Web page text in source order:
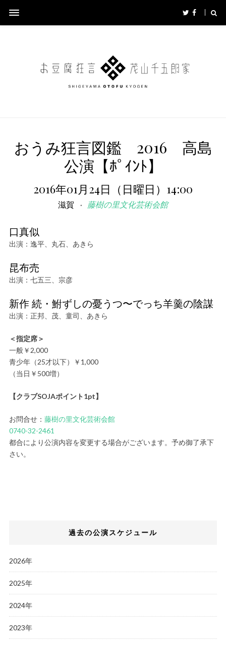
おうみ狂言図鑑 2016 高島
公演【ﾎﾟｲﾝﾄ】
2016年01月24日（日曜日）14:00
滋賀 藤樹の里文化芸術会館
口真似
出演：逸平、丸石、あきら
昆布売
出演：七五三、宗彦
新作 続・鮒ずしの憂うつ〜でっち羊羹の陰謀
出演：正邦、茂、童司、あきら
＜指定席＞
一般￥2,000
青少年（25才以下）￥1,000
（当日￥500増）
【クラブSOJAポイント1pt】
お問合せ： 藤樹の里文化芸術会館
0740-32-2461
都合により公演内容を変更する場合がございます。予め御了承下
さい。
過去の公演スケジュール
2026年
2025年
2024年
2023年